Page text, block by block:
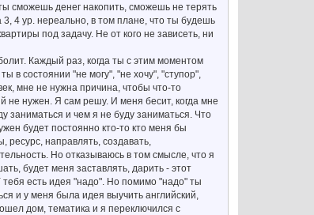
сможешь денег накопить, сможешь не терять
4 ур. нереально, в том плане, что ты будешь
под задачу. Не от кого не зависеть, ни
Каждый раз, когда ты с этим моментом
в состоянии "не могу", "не хочу", "ступор",
мне не нужна причина, чтобы что-то
не нужен. Я сам решу. И меня бесит, когда мне
заниматься и чем я не буду заниматься. Что
будет постоянно кто-то кто меня бы
ресурс, направлять, создавать,
Но отказываюсь в том смысле, что я
будет меня заставлять, дарить - этот
тебя есть идея "надо". Но помимо "надо" ты
и у меня была идея выучить английский,
дом, тематика и я переключился с